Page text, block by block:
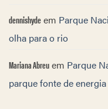
dennishydeem Parque
olha para o rio
Mariana Abreuem Parque
parque fonte de energia